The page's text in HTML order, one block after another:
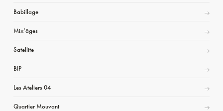
Babillage
Mix’âges
Satellite
BIP
Les Ateliers 04
Quartier Mouvant